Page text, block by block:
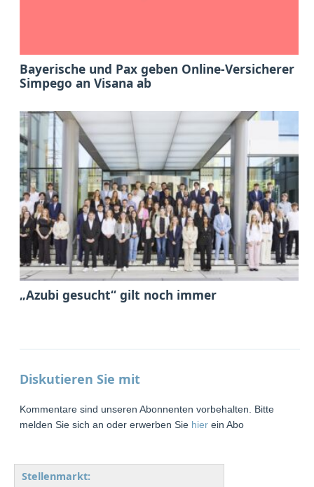
Bayerische und Pax geben Online-Versicherer
Simpego an Visana ab
„Azubi gesucht“ gilt noch immer
Diskutieren Sie mit
Kommentare sind unseren Abonnenten vorbehalten. Bitte
melden Sie sich an oder erwerben Sie hier ein Abo
Stellenmarkt: